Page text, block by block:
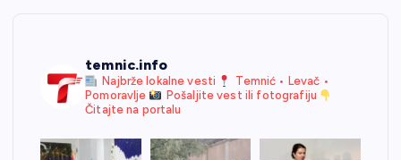
temnic.info
Najbrže lokalne vesti
Temnić • Levač •
Pomoravlje
Pošaljite vest ili fotografiju
Čitajte na portalu